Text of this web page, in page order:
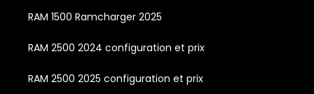
RAM 1500 Ramcharger 2025
RAM 2500 2024 configuration et prix
RAM 2500 2025 configuration et prix